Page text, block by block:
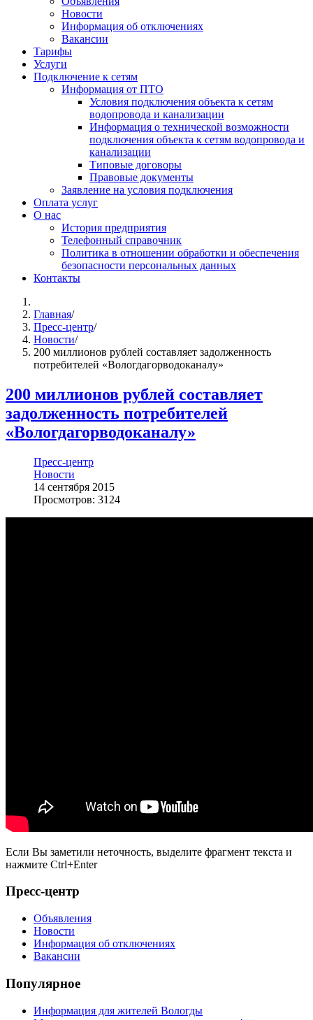
Новости
Информация об отключениях
Вакансии
Тарифы
Услуги
Подключение к сетям
Информация от ПТО
Условия подключения объекта к сетям
водопровода и канализации
Информация о технической возможности
подключения объекта к сетям водопровода и
канализации
Типовые договоры
Правовые документы
Заявление на условия подключения
Оплата услуг
О нас
История предприятия
Телефонный справочник
Политика в отношении обработки и обеспечения
безопасности персональных данных
Контакты
Главная/
Пресс-центр/
Новости/
200 миллионов рублей составляет задолженность
потребителей «Вологдагорводоканалу»
200 миллионов рублей составляет
задолженность потребителей
«Вологдагорводоканалу»
Пресс-центр
Новости
14 сентября 2015
Просмотров: 3124
Если Вы заметили неточность, выделите фрагмент текста и
нажмите Ctrl+Enter
Пресс-центр
Объявления
Новости
Информация об отключениях
Вакансии
Популярное
Информация для жителей Вологды